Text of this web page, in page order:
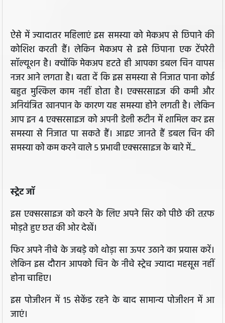
ऐसे में ज्यादातर महिलाएं इस समस्या को मेकअप से छिपाने की
कोशिश करती हैं। लेकिन मेकअप से इसे छिपाना एक टेंपरेरी
सॉल्यूशन है। क्योंकि मेकअप हटते ही आपका डबल चिन वापस
नजर आने लगता है। बता दें कि इस समस्या से निजात पाना कोई
बहुत मुश्किल काम नहीं होता है। एक्सरसाइज की कमी और
अनियंत्रित खानपान के कारण यह समस्या होने लगती है। लेकिन
आप इन 4 एक्सरसाइज को अपनी डेली रूटीन में शामिल कर इस
समस्या से निजात पा सकते हैं। आइए जानते हैं डबल चिन की
समस्या को कम करने वाले 5 प्रभावी एक्सरसाइज के बारे में...
स्ट्रेट जॉ
इस एक्सरसाइज को करने के लिए अपने सिर को पीछे की तऱफ
मोड़ते हुए छत की ओर देखें।
फिर अपने नीचे के जबड़े को थोड़ा सा ऊपर उठाने का प्रयास करें।
लेकिन इस दौरान आपको चिन के नीचे स्ट्रेच ज्यादा महसूस नहीं
होना चाहिए।
इस पोजीशन में 15 सेकेंड रहने के बाद सामान्य पोजीशन में आ
जाएं।